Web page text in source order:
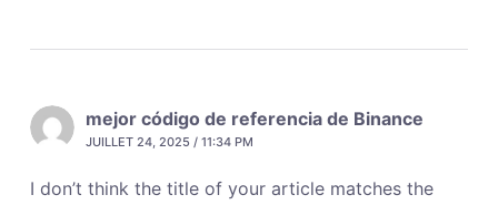
mejor código de referencia de Binance
JUILLET 24, 2025 / 11:34 PM
I don’t think the title of your article matches the